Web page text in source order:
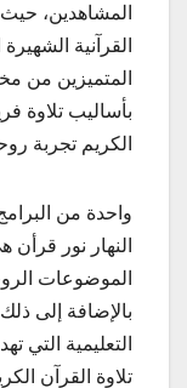
المشاهدين،
القرآنية
المتميزين من
بأساليب تلاوة
الكريم تجربة
واحدة من
النهار نور قرأن
الموضوعات
بالإضافة إلى
التعليمية التي
تلاوة القرآن